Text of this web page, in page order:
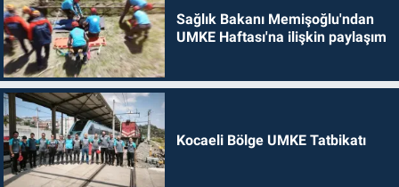
Sağlık Bakanı Memişoğlu'ndan
UMKE Haftası'na ilişkin paylaşım
Kocaeli Bölge UMKE Tatbikatı